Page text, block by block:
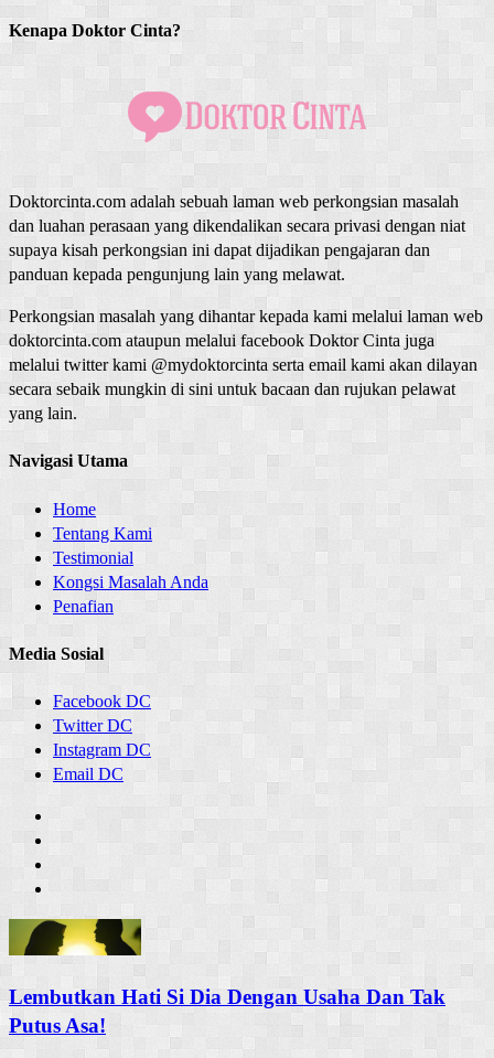
Kenapa Doktor Cinta?
Doktorcinta.com adalah sebuah laman web perkongsian masalah
dan luahan perasaan yang dikendalikan secara privasi dengan niat
supaya kisah perkongsian ini dapat dijadikan pengajaran dan
panduan kepada pengunjung lain yang melawat.
Perkongsian masalah yang dihantar kepada kami melalui laman web
doktorcinta.com ataupun melalui facebook Doktor Cinta juga
melalui twitter kami @mydoktorcinta serta email kami akan dilayan
secara sebaik mungkin di sini untuk bacaan dan rujukan pelawat
yang lain.
Navigasi Utama
Home
Tentang Kami
Testimonial
Kongsi Masalah Anda
Penafian
Media Sosial
Facebook DC
Twitter DC
Instagram DC
Email DC
Lembutkan Hati Si Dia Dengan Usaha Dan Tak
Putus Asa!